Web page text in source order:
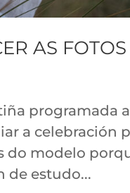
AS FOTOS
programada
a celebración
do modelo
de estudo...